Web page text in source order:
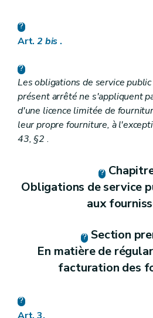
Art.2 bis .
Les obligations de service
présent arrêté ne s'appliquent
d'une licence limitée de
leur propre fourniture, à
43, §2 .
Obligations de service
aux
Section
En matière de
facturation des